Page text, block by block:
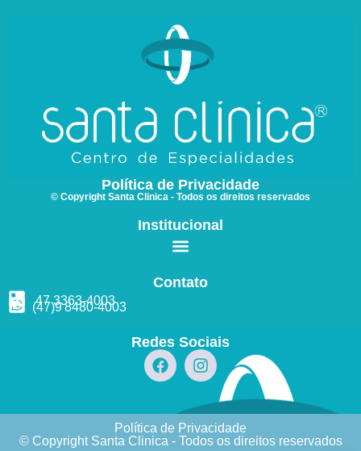
Política de Privacidade
© Copyright Santa Clinica - Todos os direitos reservados
Institucional
Contato
47 3363-4003
(47)98480-4003
Redes Sociais
Política de Privacidade
© Copyright Santa Clinica - Todos os direitos reservados